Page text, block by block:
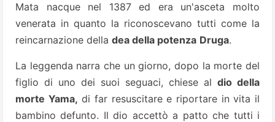
Mata nacque nel 1387 ed era un'asceta molto
venerata in quanto la riconoscevano tutti come la
reincarnazione della dea della potenza Druga.
La leggenda narra che un giorno, dopo la morte del
figlio di uno dei suoi seguaci, chiese al dio della
morte Yama, di far resuscitare e riportare in vita il
bambino defunto. Il dio accettò a patto che tutti i